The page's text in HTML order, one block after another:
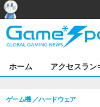
ホーム アクセスラン
ゲーム機 ハードウェア